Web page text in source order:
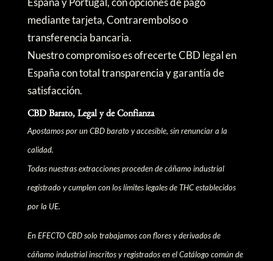
mediante tarjeta, Contrarembolso o
transferencia bancaria.
Nuestro compromiso es ofrecerte CBD legal en
España con total transparencia y garantía de
satisfacción.
CBD Barato, Legal y de Confianza
Apostamos por un CBD barato y accesible, sin renunciar a la
calidad.
Todas nuestras extracciones proceden de cáñamo industrial
registrado y cumplen con los límites legales de THC establecidos
por la UE.
En EFECTO CBD solo trabajamos con flores y derivados de
cáñamo industrial inscritos y registrados en el Catálogo común de